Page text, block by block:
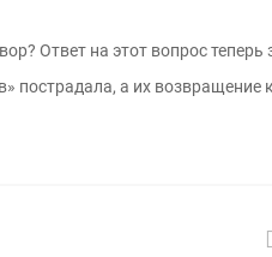
Ответ на этот вопрос
пострадала, а их